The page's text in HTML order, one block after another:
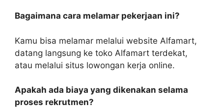
Bagaimana cara melamar pekerjaan ini?
Kamu bisa melamar melalui website Alfamart,
datang langsung ke toko Alfamart terdekat,
atau melalui situs lowongan kerja online.
Apakah ada biaya yang dikenakan selama
proses rekrutmen?